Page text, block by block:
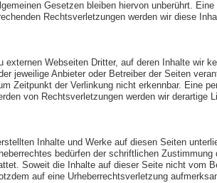
Gesetzen bleiben hiervon unberührt.
Rechtsverletzungen werden wir diese
externen Webseiten Dritter, auf deren Inhalte wir
jeweilige Anbieter oder Betreiber der Seiten
Zeitpunkt der Verlinkung nicht erkennbar. Eine
von Rechtsverletzungen werden wir derartige
Inhalte und Werke auf diesen Seiten
bedürfen der schriftlichen
Soweit die Inhalte auf dieser Seite nicht vom
auf eine Urheberrechtsverletzung